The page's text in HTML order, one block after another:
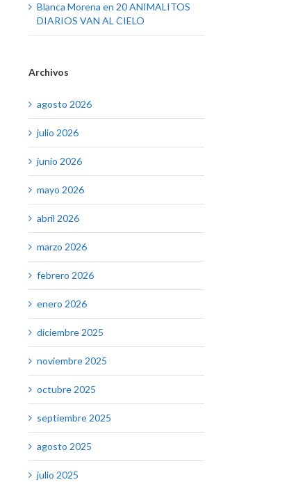
Blanca Morena en 20 ANIMALITOS
DIARIOS VAN AL CIELO
Archivos
agosto 2026
julio 2026
junio 2026
mayo 2026
abril 2026
marzo 2026
febrero 2026
enero 2026
diciembre 2025
noviembre 2025
octubre 2025
septiembre 2025
agosto 2025
julio 2025